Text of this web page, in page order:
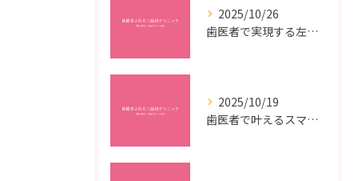
2025/10/26
歯医者で実現する左右対称治療のポイントと矯正治療選びの疑問解決ガイド
2025/10/19
歯医者で叶えるスマイルメイクオーバーなら福岡県福岡市博多区博多駅前の最新矯正治療解説